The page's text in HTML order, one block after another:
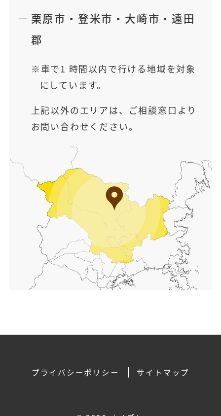
栗原市 ・ 登米市 ・ 大崎市 ・ 遠田
郡
車で1 時間以内で行ける地域を対象
にしています。
上記以外のエリアは、ご相談窓口より
お問い合わせください。
プライバシーポリシー サイトマップ